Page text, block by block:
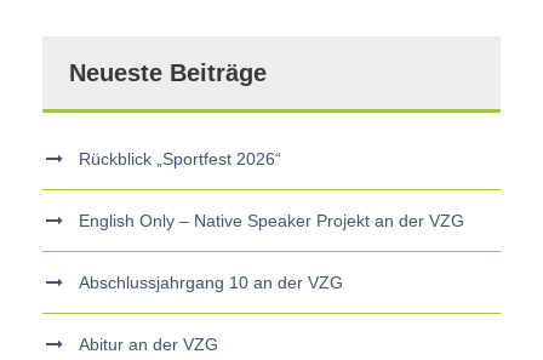
Neueste Beiträge
Rückblick „Sportfest 2026“
English Only – Native Speaker Projekt an der VZG
Abschlussjahrgang 10 an der VZG
Abitur an der VZG